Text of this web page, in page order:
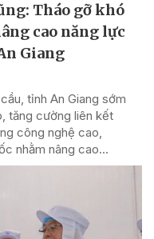
Tháo gỡ khó
cao năng lực
Giang
tỉnh An Giang sớm
tăng cường liên kết
công nghệ cao,
nhằm nâng cao...